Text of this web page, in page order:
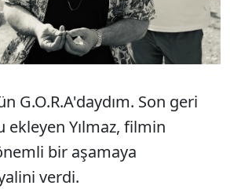
G.O.R.A'daydım. Son geri
ekleyen Yılmaz, filmin
bir aşamaya
verdi.